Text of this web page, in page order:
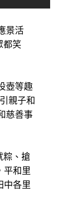
景活
都笑
壺等趣
親子和
慈善事
粽、搶
平和里
中各里